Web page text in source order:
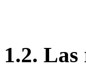
1.2. Las